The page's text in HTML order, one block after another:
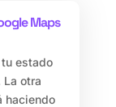
Maps
tu estado
otra
haciendo